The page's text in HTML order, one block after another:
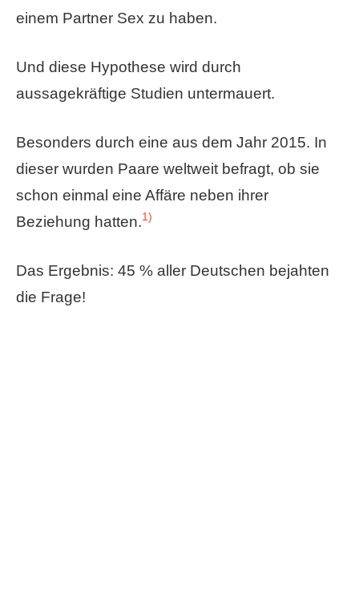
einem Partner Sex zu haben.
Und diese Hypothese wird durch
aussagekräftige Studien untermauert.
Besonders durch eine aus dem Jahr 2015. In
dieser wurden Paare weltweit befragt, ob sie
schon einmal eine Affäre neben ihrer
Beziehung hatten.1)
Das Ergebnis: 45 % aller Deutschen bejahten
die Frage!